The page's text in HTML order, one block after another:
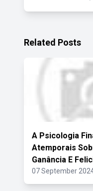
Related Posts
A Psicologia
Atemporais
Ganância E
07 September